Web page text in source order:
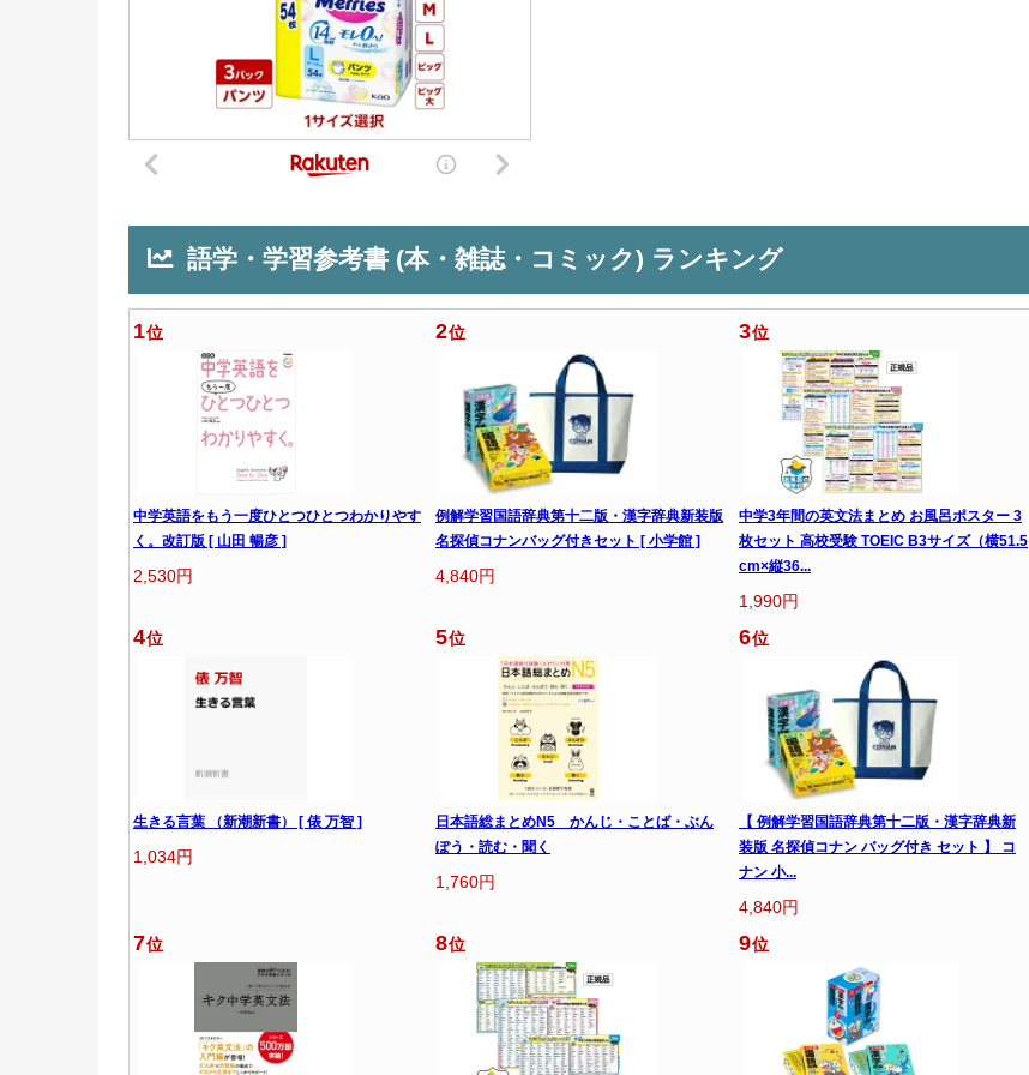
語学・学習参考書 (本・雑誌・コミック) ランキング
1位
中学英語をもう一度ひとつひとつわかりやす
く。改訂版 [ 山田 暢彦 ]
2,530円
2位
例解学習国語辞典第十二版・漢字辞典新装版
名探偵コナンバッグ付きセット [ 小学館 ]
4,840円
3位
中学3年間の英文法まとめ お風呂ポスター 3
枚セット 高校受験 TOEIC B3サイズ（横51.5
cm×縦36...
1,990円
4位
生きる言葉 （新潮新書） [ 俵 万智 ]
1,034円
5位
日本語総まとめN5 かんじ・ことば・ぶん
ぽう・読む・聞く
1,760円
6位
【 例解学習国語辞典第十二版・漢字辞典新
装版 名探偵コナン バッグ付き セット 】 コ
ナン 小...
4,840円
7位 8位 9位